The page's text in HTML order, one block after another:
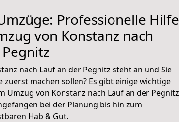
Professionelle Hilfe
von Konstanz nach
nach Lauf an der Pegnitz steht an und Sie
zuerst machen sollen? Es gibt einige wichtige
Umzug von Konstanz nach Lauf an der Pegnitz
bei der Planung bis hin zum
Hab & Gut.